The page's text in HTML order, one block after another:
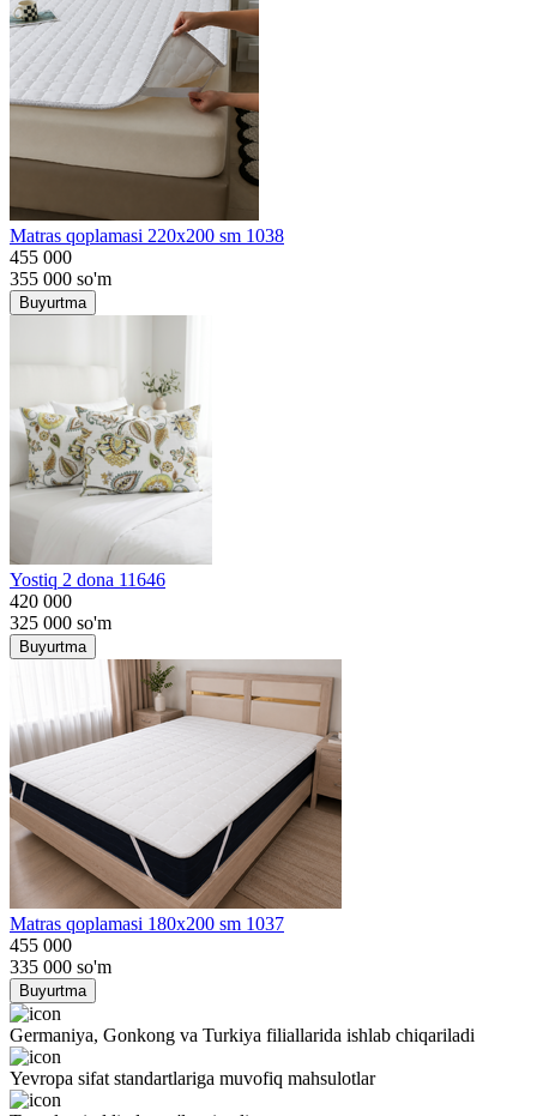
Matras qoplamasi 220x200 sm 1038
455 000
355 000 so'm
Buyurtma
Yostiq 2 dona 11646
420 000
325 000 so'm
Buyurtma
Matras qoplamasi 180x200 sm 1037
455 000
335 000 so'm
Buyurtma
Germaniya, Gonkong va Turkiya filiallarida ishlab chiqariladi
Yevropa sifat standartlariga muvofiq mahsulotlar